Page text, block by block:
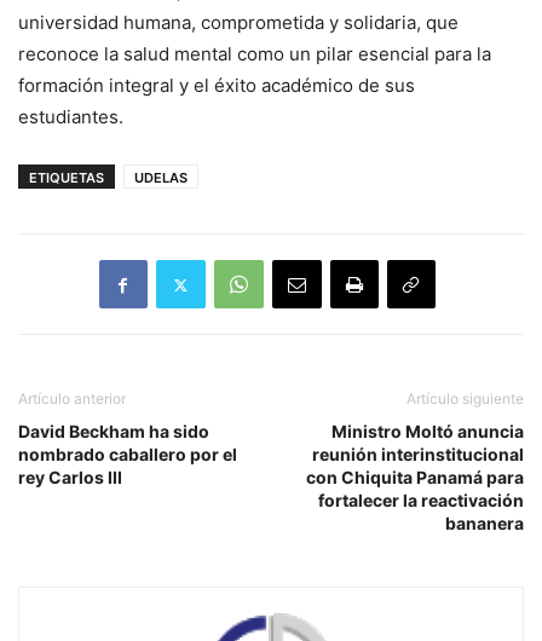
universidad humana, comprometida y solidaria, que
reconoce la salud mental como un pilar esencial para la
formación integral y el éxito académico de sus
estudiantes.
ETIQUETAS UDELAS
Artículo anterior
David Beckham ha sido
nombrado caballero por el
rey Carlos III
Artículo siguiente
Ministro Moltó anuncia
reunión interinstitucional
con Chiquita Panamá para
fortalecer la reactivación
bananera